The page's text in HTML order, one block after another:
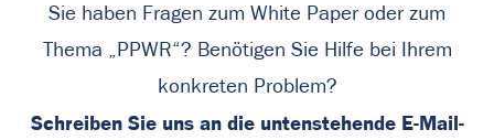
Sie haben Fragen zum White Paper oder zum
Thema „PPWR“? Benötigen Sie Hilfe bei Ihrem
konkreten Problem?
Schreiben Sie uns an die untenstehende E-Mail-